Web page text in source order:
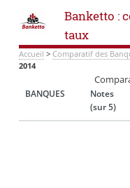
Banketto :
taux
Accueil > Comparatif des
2014
BANQUES
Notes
(sur 5)